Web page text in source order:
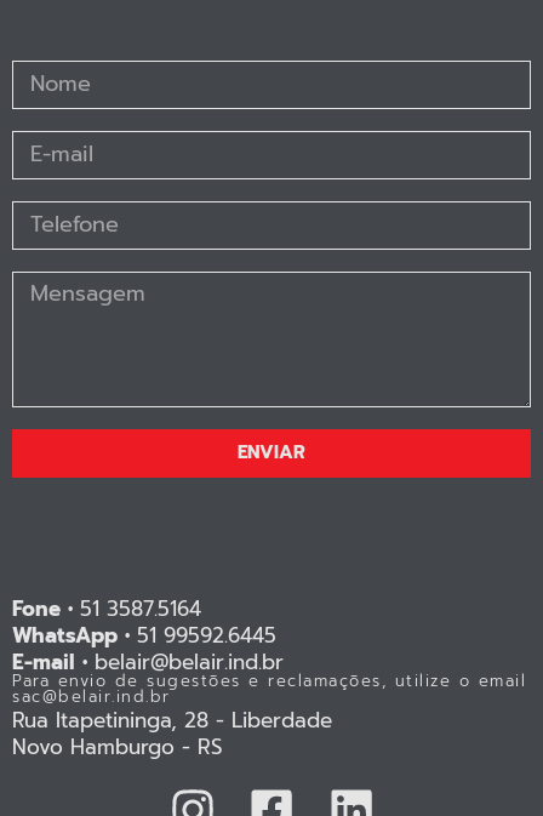
ENVIAR
Fone • 51 3587.5164
WhatsApp • 51 99592.6445
E-mail • belair@belair.ind.br
Para envio de sugestões e reclamações, utilize o email
sac@belair.ind.br
Rua Itapetininga, 28 - Liberdade
Novo Hamburgo - RS